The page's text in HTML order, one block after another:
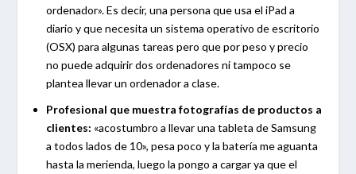
ordenador». Es decir, una persona que usa el iPad a
diario y que necesita un sistema operativo de escritorio
(OSX) para algunas tareas pero que por peso y precio
no puede adquirir dos ordenadores ni tampoco se
plantea llevar un ordenador a clase.
Profesional que muestra fotografías de productos a
clientes: «acostumbro a llevar una tableta de Samsung
a todos lados de 10», pesa poco y la batería me aguanta
hasta la merienda, luego la pongo a cargar ya que el